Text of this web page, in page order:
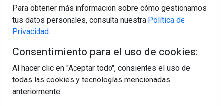
Electromarket: Revista electrodomésticos, noticias canal
electrodomésticos, novedades informáticas, electrónica de
consumo, canal electro, retail, análisis distribución, noticias
pequeño electrodoméstico, datos de mercado.
PÁGINAS
Para obtener más información sobre cómo gestionamos
tus datos personales, consulta nuestra Política de
Privacidad.
Consentimiento para el uso de cookies:
Al hacer clic en "Aceptar todo", consientes el uso de
todas las cookies y tecnologías mencionadas
anteriormente.